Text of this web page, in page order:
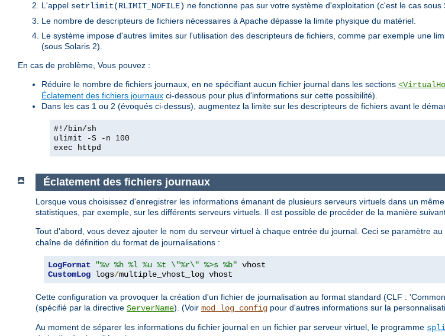
L'appel setrlimit(RLIMIT_NOFILE) ne fonctionne pas sur votre système d'exploitation (c'est le cas sous
Le nombre de descripteurs de fichiers nécessaires à Apache dépasse la limite physique du matériel.
Le système impose d'autres limites sur l'utilisation des descripteurs de fichiers, comme par exemple une
(sous Solaris 2).
En cas de problème, Vous pouvez :
Réduire le nombre de fichiers journaux, en ne spécifiant aucun fichier journal dans les sections
Éclatement des fichiers journaux ci-dessous pour plus d'informations sur cette possibilité).
Dans les cas 1 ou 2 (évoqués ci-dessus), augmentez la limite sur les descripteurs de fichiers avant le
#!/bin/sh
ulimit -S -n 100
exec httpd
Éclatement des fichiers journaux
Lorsque vous choisissez d'enregistrer les informations émanant de plusieurs serveurs virtuels dans un
statistiques, par exemple, sur les différents serveurs virtuels. Il est possible de procéder de la manière
Tout d'abord, vous devez ajouter le nom du serveur virtuel à chaque entrée du journal. Ceci se paramètre
chaîne de définition du format de journalisations :
LogFormat "%v %h %l %u %t \"%r\" %>s %b"
CustomLog logs/multiple_vhost_log vhost
Cette configuration va provoquer la création d'un fichier de journalisation au format standard (CLF :
(spécifié par la directive ServerName). (Voir mod_log_config pour d'autres informations sur la
Au moment de séparer les informations du fichier journal en un fichier par serveur virtuel, le programme